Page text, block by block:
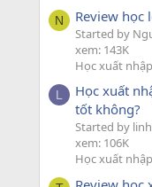
N Review học
Started by
xem: 143K
Học xuất
L
Học xuất
tốt không?
Started by
xem: 106K
Học xuất